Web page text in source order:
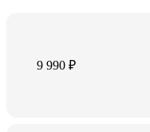
9 990₽